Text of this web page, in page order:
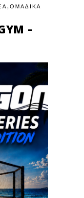
, ΟΜΑΔΙΚΑ
–